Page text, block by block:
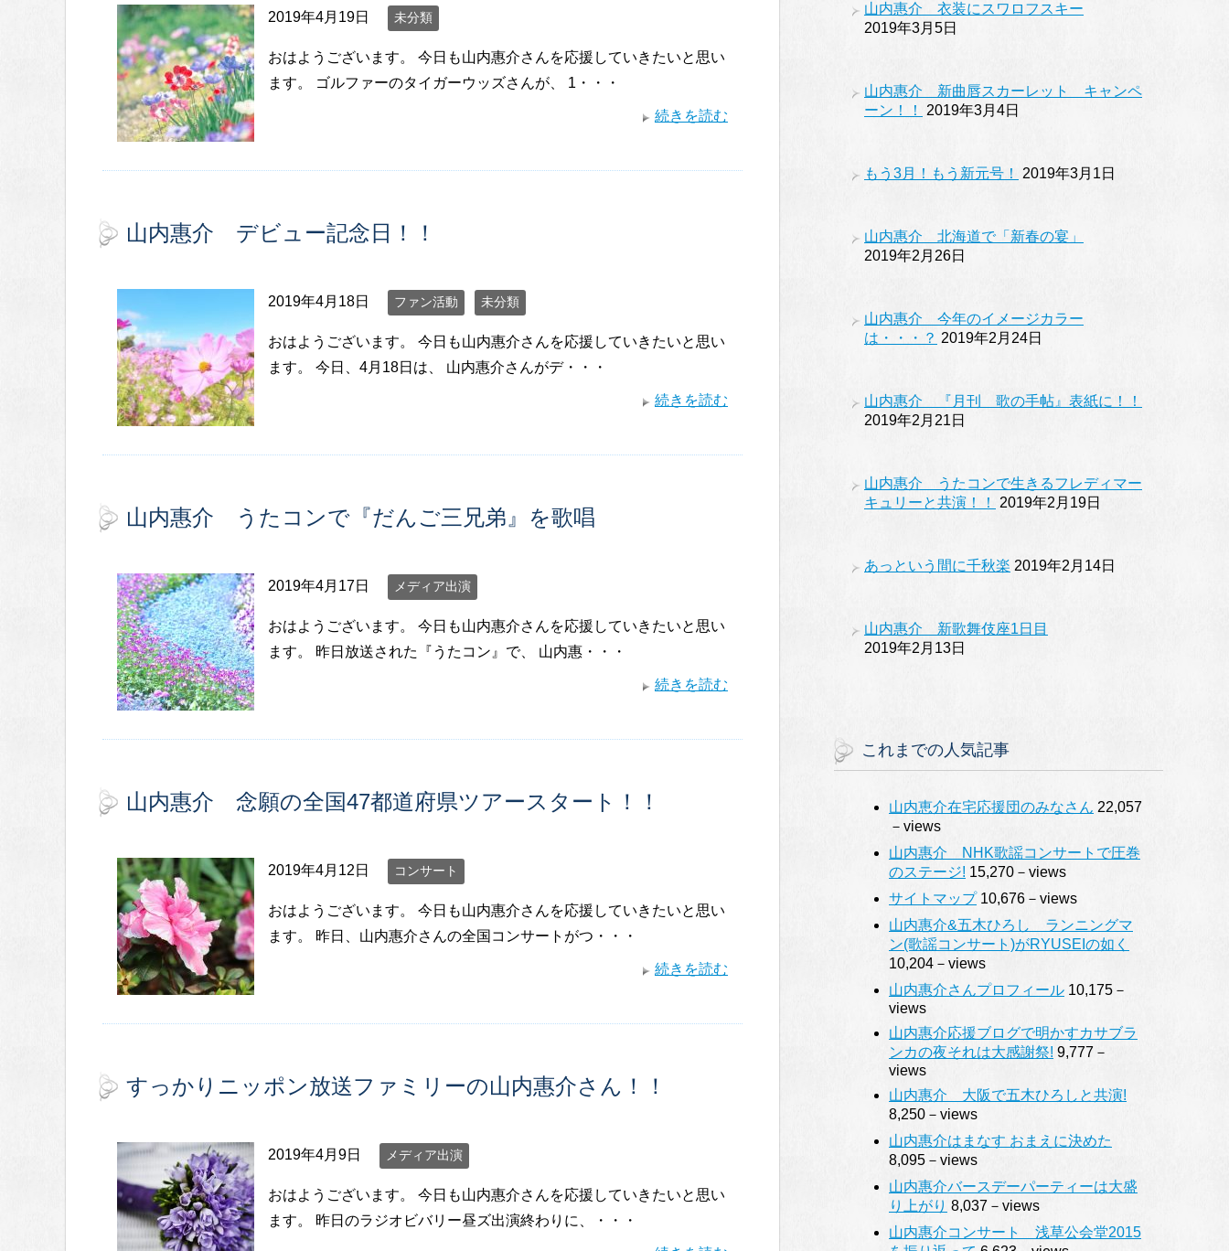
2019年4月19日 未分類
おはようございます。 今日も山内惠介さんを応援していきたいと思い
ます。 ゴルファーのタイガーウッズさんが、 1・・・
続きを読む
山内惠介 デビュー記念日！！
2019年4月18日 ファン活動 未分類
おはようございます。 今日も山内惠介さんを応援していきたいと思い
ます。 今日、4月18日は、 山内惠介さんがデ・・・
続きを読む
山内惠介 うたコンで『だんご三兄弟』を歌唱
2019年4月17日 メディア出演
おはようございます。 今日も山内惠介さんを応援していきたいと思い
ます。 昨日放送された『うたコン』で、 山内惠・・・
続きを読む
山内惠介 念願の全国47都道府県ツアースタート！！
2019年4月12日 コンサート
おはようございます。 今日も山内惠介さんを応援していきたいと思い
ます。 昨日、山内惠介さんの全国コンサートがつ・・・
続きを読む
すっかりニッポン放送ファミリーの山内惠介さん！！
2019年4月9日 メディア出演
おはようございます。 今日も山内惠介さんを応援していきたいと思い
ます。 昨日のラジオビバリー昼ズ出演終わりに、・・・
山内惠介 衣装にスワロフスキー
2019年3月5日
山内惠介 新曲唇スカーレット キャンペ
ーン！！
2019年3月4日
もう3月！もう新元号！ 2019年3月1日
山内惠介 北海道で「新春の宴」
2019年2月26日
山内惠介 今年のイメージカラー
は・・・？ 2019年2月24日
山内惠介 『月刊 歌の手帖』表紙に！！
2019年2月21日
山内惠介 うたコンで生きるフレディマー
キュリーと共演！！
2019年2月19日
あっという間に千秋楽 2019年2月14日
山内惠介 新歌舞伎座1日目
2019年2月13日
これまでの人気記事
山内恵介在宅応援団のみなさん 22,057
－views
山内惠介 NHK歌謡コンサートで圧巻
のステージ! 15,270－views
サイトマップ10,676－views
山内惠介&五木ひろし ランニングマ
ン(歌謡コンサート)がRYUSEIの如く
10,204－views
山内惠介さんプロフィール 10,175－
views
山内惠介応援ブログで明かすカサブラ
ンカの夜それは大感謝祭! 9,777－
views
山内惠介 大阪で五木ひろしと共演!
8,250－views
山内惠介はまなす おまえに決めた
8,095－views
山内惠介バースデーパーティーは大盛
り上がり 8,037－views
山内惠介コンサート 浅草公会堂2015